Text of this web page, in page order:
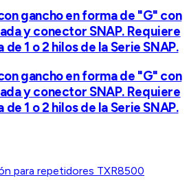
gancho en forma de "G" con
y conector SNAP. Requiere
1 o 2 hilos de la Serie SNAP.
gancho en forma de "G" con
y conector SNAP. Requiere
1 o 2 hilos de la Serie SNAP.